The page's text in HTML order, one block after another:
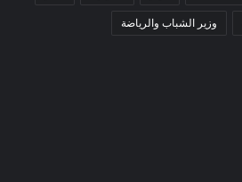
وزير الشباب والرياضة